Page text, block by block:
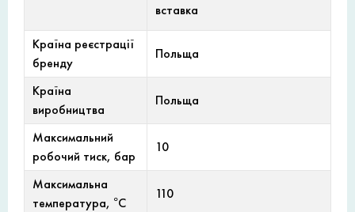
вставка
Країна реєстрації
бренду
Польща
Країна
виробництва
Польща
Максимальний
робочий тиск, бар
10
Максимальна
температура, °С
110